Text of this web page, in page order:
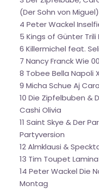
(Der Sohn von Miguel)
4 Peter Wackel
5 Kings of Günter Trili
6 Killermichel feat.
7 Nancy Franck Wie
8 Tobee Bella Napoli
9 Micha Schue Aj
10 Die Zipfelbuben &
Cashi Olivia
11 Saint Skye & Der
Partyversion
12 Almklausi &
13 Tim Toupet
14 Peter Wackel Die
Montag